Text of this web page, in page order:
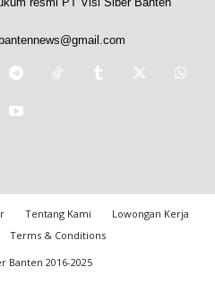
Tentang Kami
Lowongan Kerja
Terms & Conditions
Banten 2016-2025